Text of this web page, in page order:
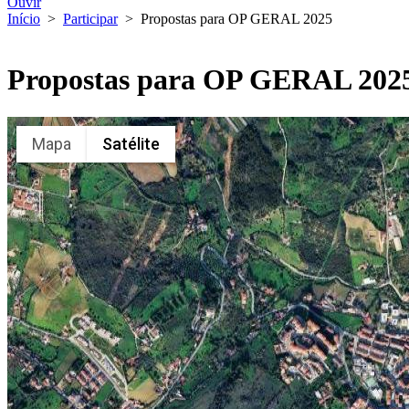
Início > Participar > Propostas para OP GERAL 2025
Propostas para OP GERAL
Mapa Satélite